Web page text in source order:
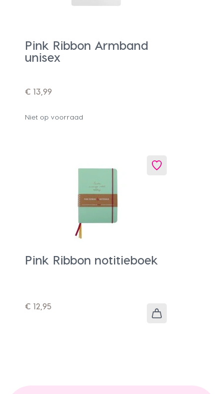
Pink Ribbon Armband
unisex
€ 13,99
Niet op voorraad
Pink Ribbon notitieboek
€ 12,95
Winkelwagen